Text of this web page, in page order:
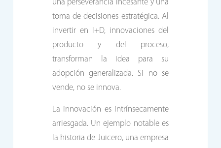
una perseverancia incesante y una
toma de decisiones estratégica. Al
invertir en I+D, innovaciones del
producto y del proceso,
transforman la idea para su
adopción generalizada. Si no se
vende, no se innova.
La innovación es intrínsecamente
arriesgada. Un ejemplo notable es
la historia de Juicero, una empresa